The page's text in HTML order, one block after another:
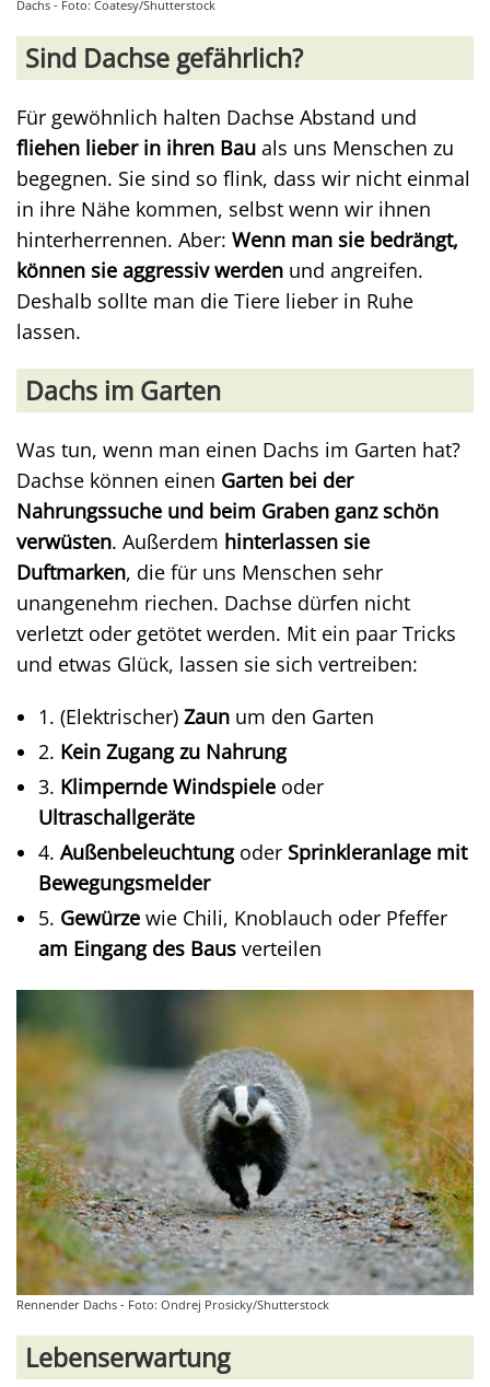
Dachs - Foto: Coatesy/Shutterstock
Sind Dachse gefährlich?
Für gewöhnlich halten Dachse Abstand und
fliehen lieber in ihren Bau als uns Menschen zu
begegnen. Sie sind so flink, dass wir nicht einmal
in ihre Nähe kommen, selbst wenn wir ihnen
hinterherrennen. Aber: Wenn man sie bedrängt,
können sie aggressiv werden und angreifen.
Deshalb sollte man die Tiere lieber in Ruhe
lassen.
Dachs im Garten
Was tun, wenn man einen Dachs im Garten hat?
Dachse können einen Garten bei der
Nahrungssuche und beim Graben ganz schön
verwüsten. Außerdem hinterlassen sie
Duftmarken, die für uns Menschen sehr
unangenehm riechen. Dachse dürfen nicht
verletzt oder getötet werden. Mit ein paar Tricks
und etwas Glück, lassen sie sich vertreiben:
1. (Elektrischer) Zaun um den Garten
2. Kein Zugang zu Nahrung
3. Klimpernde Windspiele oder
Ultraschallgeräte
4. Außenbeleuchtungoder Sprinkleranlage mit
Bewegungsmelder
5. Gewürze wie Chili, Knoblauch oder Pfeffer
am Eingang des Baus verteilen
Rennender Dachs - Foto: Ondrej Prosicky/Shutterstock
Lebenserwartung